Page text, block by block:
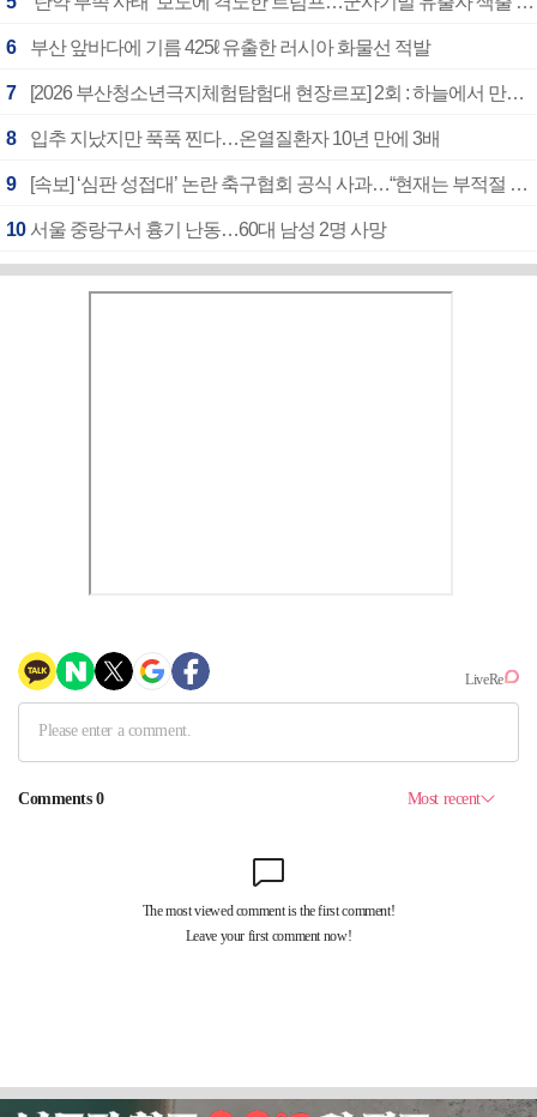
6 부산 앞바다에 기름 425ℓ 유출한 러시아 화물선 적발
7 [2026 부산청소년극지체험탐험대 현장르포] 2회 : 하늘에서 만난 얼음의 나라
8 입추 지났지만 푹푹 찐다…온열질환자 10년 만에 3배
9 [속보] ‘심판 성접대’ 논란 축구협회 공식 사과…“현재는 부적절 행위 없어”
10 서울 중랑구서 흉기 난동…60대 남성 2명 사망